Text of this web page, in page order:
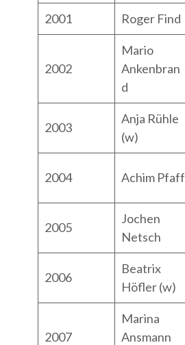
2001 Roger Find
2002
Mario
Ankenbran
d
2003
Anja Rühle
(w)
2004 Achim Pfaff
2005
Jochen
Netsch
2006
Beatrix
Höfler (w)
2007
Marina
Ansmann